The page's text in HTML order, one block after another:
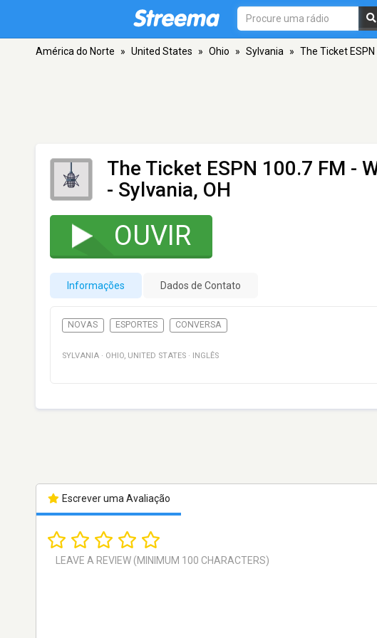
América do Norte » United States » Ohio » Sylvania » The Ticket ESPN
The Ticket ESPN 100.7 FM -
- Sylvania, OH
OUVIR
Informações Dados de Contato
NOVAS ESPORTES CONVERSA
SYLVANIA · OHIO, UNITED STATES · INGLÊS
Escrever uma Avaliação